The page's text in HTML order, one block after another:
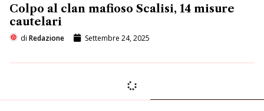
Colpo al clan mafioso Scalisi, 14 misure
cautelari
di Redazione Settembre 24, 2025
ATTUALITÀ